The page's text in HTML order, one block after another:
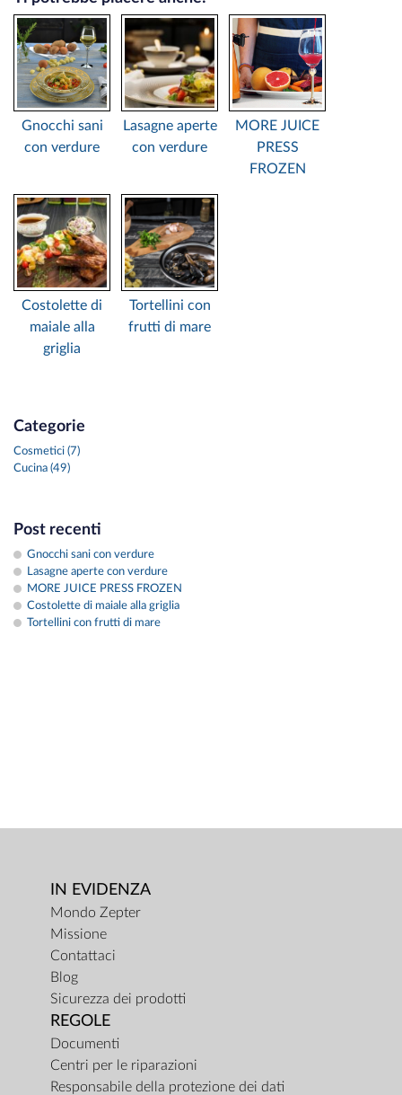
Gnocchi sani
con verdure
Lasagne aperte
con verdure
MORE JUICE
PRESS
FROZEN
Costolette di
maiale alla
griglia
Tortellini con
frutti di mare
Categorie
Cosmetici (7)
Cucina (49)
Post recenti
Gnocchi sani con verdure
Lasagne aperte con verdure
MORE JUICE PRESS FROZEN
Costolette di maiale alla griglia
Tortellini con frutti di mare
IN EVIDENZA
Mondo Zepter
Missione
Contattaci
Blog
Sicurezza dei prodotti
REGOLE
Documenti
Centri per le riparazioni
Responsabile della protezione dei dati